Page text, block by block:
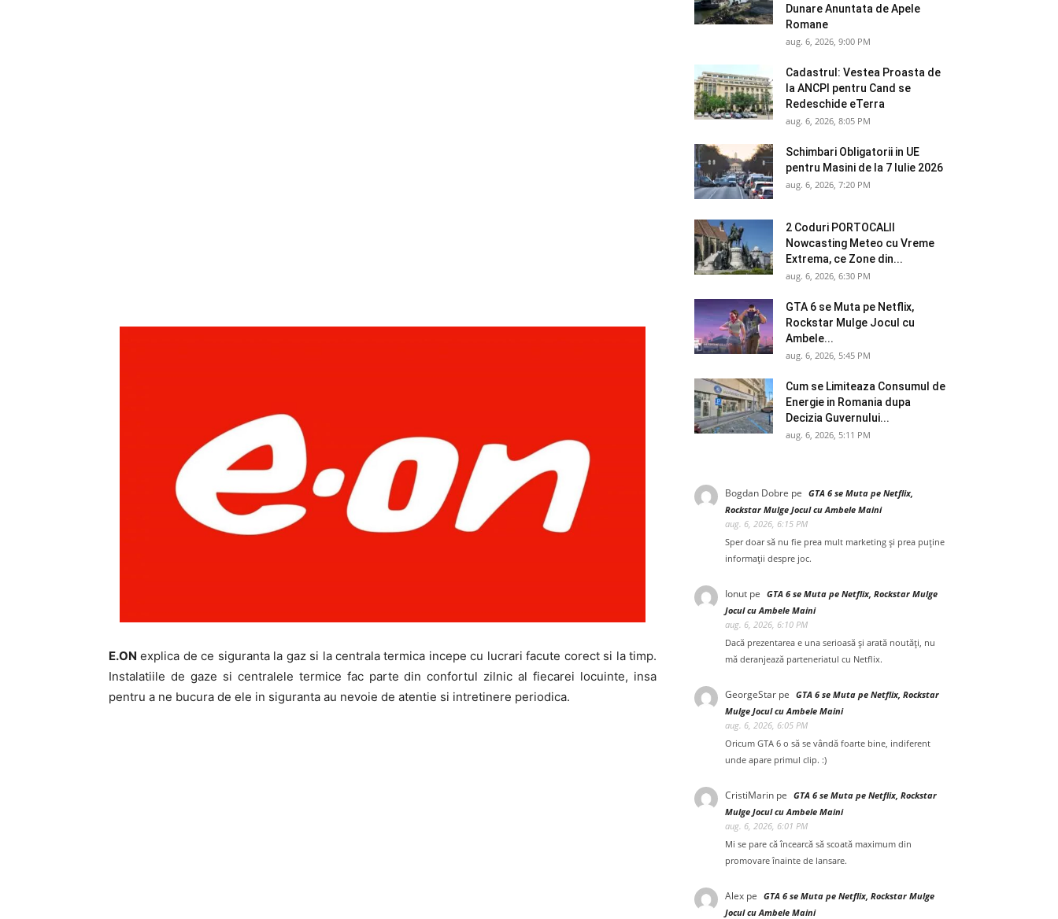
E.ON explica de ce siguranta la gaz si la centrala termica incepe cu lucrari facute corect si la timp.
Instalatiile de gaze si centralele termice fac parte din confortul zilnic al fiecarei locuinte, insa
pentru a ne bucura de ele in siguranta au nevoie de atentie si intretinere periodica.
Dunare Anuntata de Apele
Romane
aug. 6, 2026, 9:00 PM
Cadastrul: Vestea Proasta de
la ANCPI pentru Cand se
Redeschide eTerra
aug. 6, 2026, 8:05 PM
Schimbari Obligatorii in UE
pentru Masini de la 7 Iulie 2026
aug. 6, 2026, 7:20 PM
2 Coduri PORTOCALII
Nowcasting Meteo cu Vreme
Extrema, ce Zone din...
aug. 6, 2026, 6:30 PM
GTA 6 se Muta pe Netflix,
Rockstar Mulge Jocul cu
Ambele...
aug. 6, 2026, 5:45 PM
Cum se Limiteaza Consumul de
Energie in Romania dupa
Decizia Guvernului...
aug. 6, 2026, 5:11 PM
Bogdan Dobre pe GTA 6 se Muta pe Netflix,
Rockstar Mulge Jocul cu Ambele Maini
aug. 6, 2026, 6:15 PM
Sper doar să nu fie prea mult marketing și prea puține
informații despre joc.
Ionut pe GTA 6 se Muta pe Netflix, Rockstar Mulge
Jocul cu Ambele Maini
aug. 6, 2026, 6:10 PM
Dacă prezentarea e una serioasă și arată noutăți, nu
mă deranjează parteneriatul cu Netflix.
GeorgeStar pe GTA 6 se Muta pe Netflix, Rockstar
Mulge Jocul cu Ambele Maini
aug. 6, 2026, 6:05 PM
Oricum GTA 6 o să se vândă foarte bine, indiferent
unde apare primul clip. :)
CristiMarin pe GTA 6 se Muta pe Netflix, Rockstar
Mulge Jocul cu Ambele Maini
aug. 6, 2026, 6:01 PM
Mi se pare că încearcă să scoată maximum din
promovare înainte de lansare.
Alex pe GTA 6 se Muta pe Netflix, Rockstar Mulge
Jocul cu Ambele Maini